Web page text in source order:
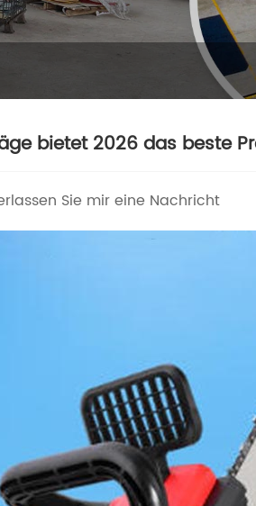
bietet 2026 das beste
Sie mir eine Nachricht